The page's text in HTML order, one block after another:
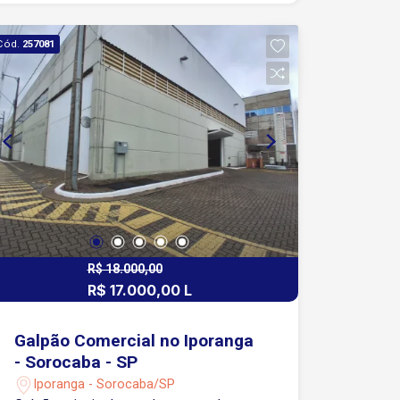
ideal para centros de distribuição,
indústrias, transportadoras ou
empresas de grande porte. Agende sua
visita!
257081
R$ 18.000,00
R$ 17.000,00 L
Galpão Comercial no Iporanga
- Sorocaba - SP
Iporanga - Sorocaba/SP